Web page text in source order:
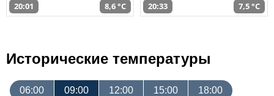
20:01 8,6 °C 20:33 7,5 °C
Исторические температуры
06:00 09:00 12:00 15:00 18:00